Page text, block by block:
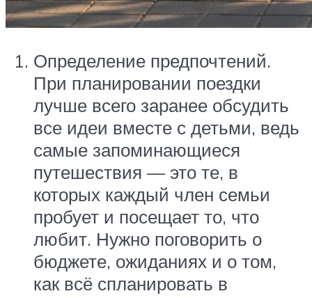
Определение предпочтений.
При планировании поездки
лучше всего заранее обсудить
все идеи вместе с детьми, ведь
самые запоминающиеся
путешествия — это те, в
которых каждый член семьи
пробует и посещает то, что
любит. Нужно поговорить о
бюджете, ожиданиях и о том,
как всё спланировать в